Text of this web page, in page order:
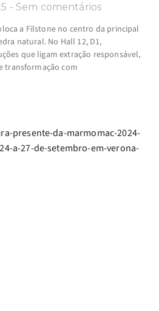
Sem comentários
a Filstone no centro da principal
natural. No Hall 12, D1,
que ligam extração responsável,
transformação com